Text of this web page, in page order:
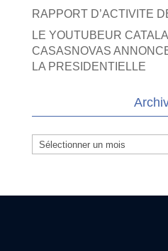
RAPPORT D’ACTIVITE
LE YOUTUBEUR
CASASNOVAS
LA PRESIDENTIELLE
Archives